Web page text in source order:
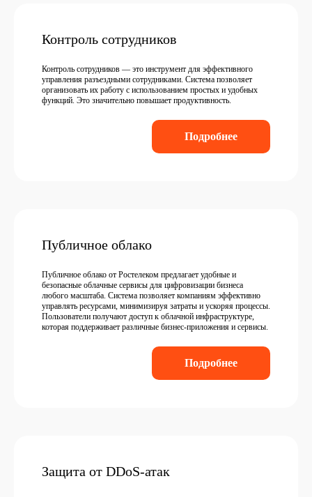
Контроль сотрудников
Контроль сотрудников — это инструмент для эффективного
управления разъездными сотрудниками. Система позволяет
организовать их работу с использованием простых и удобных
функций. Это значительно повышает продуктивность.
Подробнее
Публичное облако
Публичное облако от Ростелеком предлагает удобные и
безопасные облачные сервисы для цифровизации бизнеса
любого масштаба. Система позволяет компаниям эффективно
управлять ресурсами, минимизируя затраты и ускоряя процессы.
Пользователи получают доступ к облачной инфраструктуре,
которая поддерживает различные бизнес-приложения и сервисы.
Подробнее
Защита от DDoS-атак